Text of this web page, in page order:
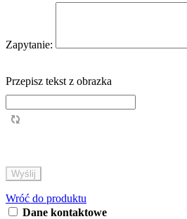
Zapytanie:
Przepisz tekst z obrazka
Wróć do produktu
Dane kontaktowe